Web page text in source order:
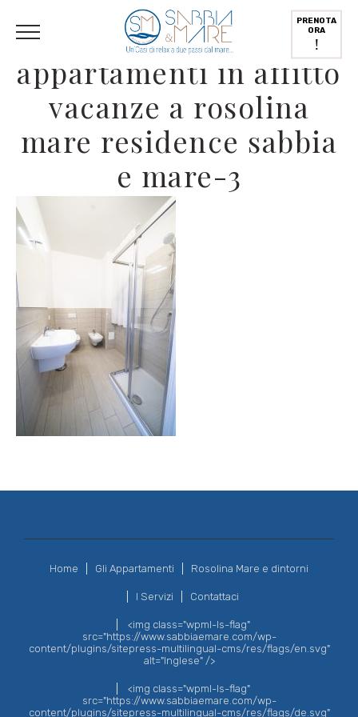
PRENOTA
ORA
!
appartamenti in affitto
vacanze a rosolina
mare residence sabbia
e mare-3
Home Gli Appartamenti Rosolina Mare e dintorni
I Servizi Contattaci
<img class="wpml-ls-flag"
src="https://www.sabbiaemare.com/wp-
content/plugins/sitepress-multilingual-cms/res/flags/en.svg"
alt="Inglese" />
<img class="wpml-ls-flag"
src="https://www.sabbiaemare.com/wp-
content/plugins/sitepress-multilingual-cms/res/flags/de.svg"
Inglese) Deutsch ( Tedesco Italiano